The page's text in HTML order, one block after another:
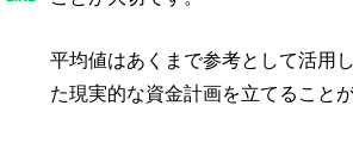
平均値はあくまで参考として活用
た現実的な資金計画を立てること